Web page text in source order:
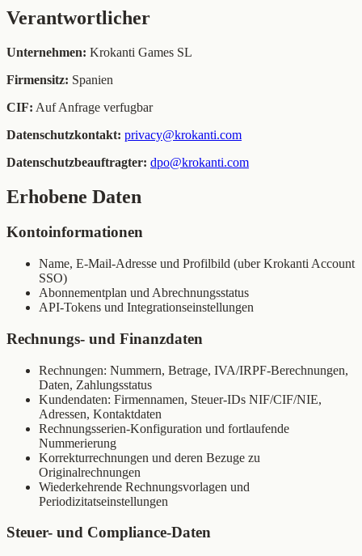
Verantwortlicher
Unternehmen: Krokanti Games SL
Firmensitz: Spanien
CIF: Auf Anfrage verfugbar
Datenschutzkontakt: privacy@krokanti.com
Datenschutzbeauftragter: dpo@krokanti.com
Erhobene Daten
Kontoinformationen
Name, E-Mail-Adresse und Profilbild (uber Krokanti Account
SSO)
Abonnementplan und Abrechnungsstatus
API-Tokens und Integrationseinstellungen
Rechnungs- und Finanzdaten
Rechnungen: Nummern, Betrage, IVA/IRPF-Berechnungen,
Daten, Zahlungsstatus
Kundendaten: Firmennamen, Steuer-IDs NIF/CIF/NIE,
Adressen, Kontaktdaten
Rechnungsserien-Konfiguration und fortlaufende
Nummerierung
Korrekturrechnungen und deren Bezuge zu
Originalrechnungen
Wiederkehrende Rechnungsvorlagen und
Periodizitatseinstellungen
Steuer- und Compliance-Daten